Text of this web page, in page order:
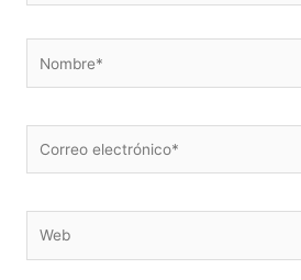
electrónico*